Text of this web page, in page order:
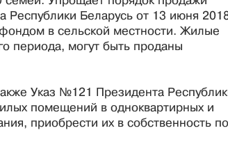
Республики Беларусь от 13 июня
в сельской местности. Жилые
периода, могут быть проданы
Указ №121 Президента
помещений в одноквартирных и
приобрести их в собственность по